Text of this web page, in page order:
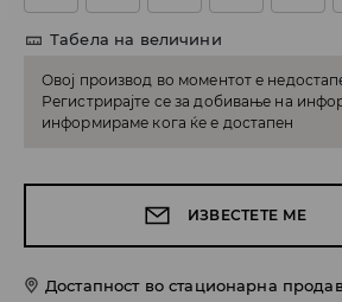
Табела на величини
Овој производ во моментот е
Регистрирајте се за добивање на
информираме кога ќе е достапен
ИЗВЕСТЕТЕ МЕ
Достапност во стационарна